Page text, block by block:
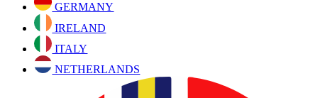
GERMANY
IRELAND
ITALY
NETHERLANDS